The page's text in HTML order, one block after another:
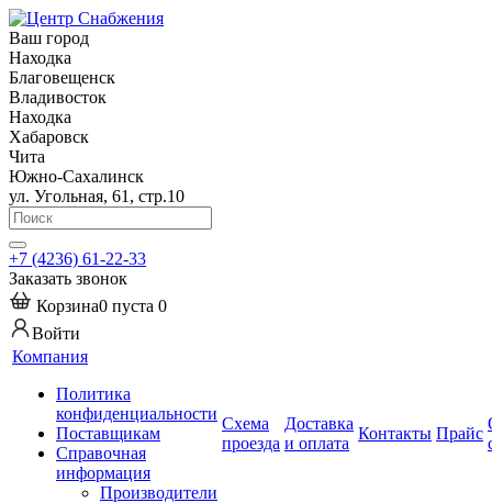
Ваш город
Находка
Благовещенск
Владивосток
Находка
Хабаровск
Чита
Южно-Сахалинск
ул. Угольная, 61, стр.10
+7 (4236) 61-22-33
Заказать звонок
Корзина0 пуста 0
Войти
Компания
Политика
конфиденциальности
Поставщикам
Справочная
информация
Производители
Схема
проезда
Доставка
и оплата
Контакты Прайс